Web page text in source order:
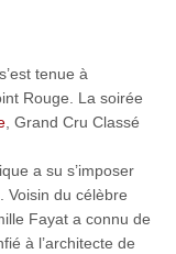
tenue à
Rouge. La soirée
, Grand Cru Classé
a su s’imposer
Voisin du célèbre
Fayat a connu de
à l’architecte de